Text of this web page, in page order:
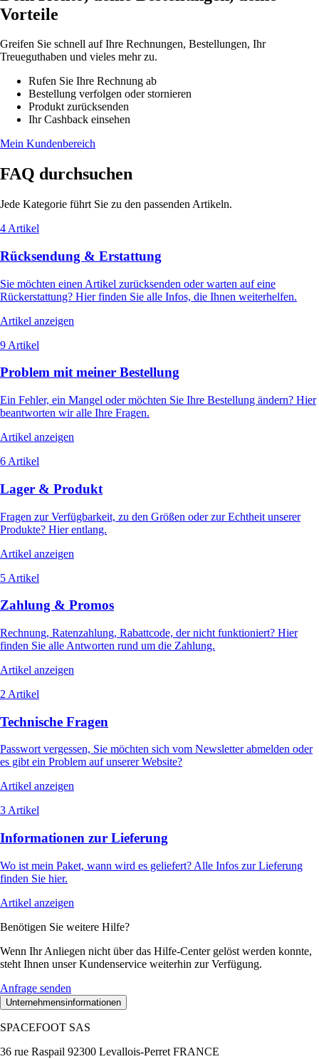
Vorteile
Greifen Sie schnell auf Ihre Rechnungen, Bestellungen, Ihr
Treueguthaben und vieles mehr zu.
Rufen Sie Ihre Rechnung ab
Bestellung verfolgen oder stornieren
Produkt zurücksenden
Ihr Cashback einsehen
Mein Kundenbereich
FAQ durchsuchen
Jede Kategorie führt Sie zu den passenden Artikeln.
4 Artikel
Rücksendung & Erstattung
Sie möchten einen Artikel zurücksenden oder warten auf eine
Rückerstattung? Hier finden Sie alle Infos, die Ihnen weiterhelfen.
Artikel anzeigen
9 Artikel
Problem mit meiner Bestellung
Ein Fehler, ein Mangel oder möchten Sie Ihre Bestellung ändern? Hier
beantworten wir alle Ihre Fragen.
Artikel anzeigen
6 Artikel
Lager & Produkt
Fragen zur Verfügbarkeit, zu den Größen oder zur Echtheit unserer
Produkte? Hier entlang.
Artikel anzeigen
5 Artikel
Zahlung & Promos
Rechnung, Ratenzahlung, Rabattcode, der nicht funktioniert? Hier
finden Sie alle Antworten rund um die Zahlung.
Artikel anzeigen
2 Artikel
Technische Fragen
Passwort vergessen, Sie möchten sich vom Newsletter abmelden oder
es gibt ein Problem auf unserer Website?
Artikel anzeigen
3 Artikel
Informationen zur Lieferung
Wo ist mein Paket, wann wird es geliefert? Alle Infos zur Lieferung
finden Sie hier.
Artikel anzeigen
Benötigen Sie weitere Hilfe?
Wenn Ihr Anliegen nicht über das Hilfe-Center gelöst werden konnte,
steht Ihnen unser Kundenservice weiterhin zur Verfügung.
Anfrage senden
Unternehmensinformationen
SPACEFOOT SAS
36 rue Raspail 92300 Levallois-Perret FRANCE